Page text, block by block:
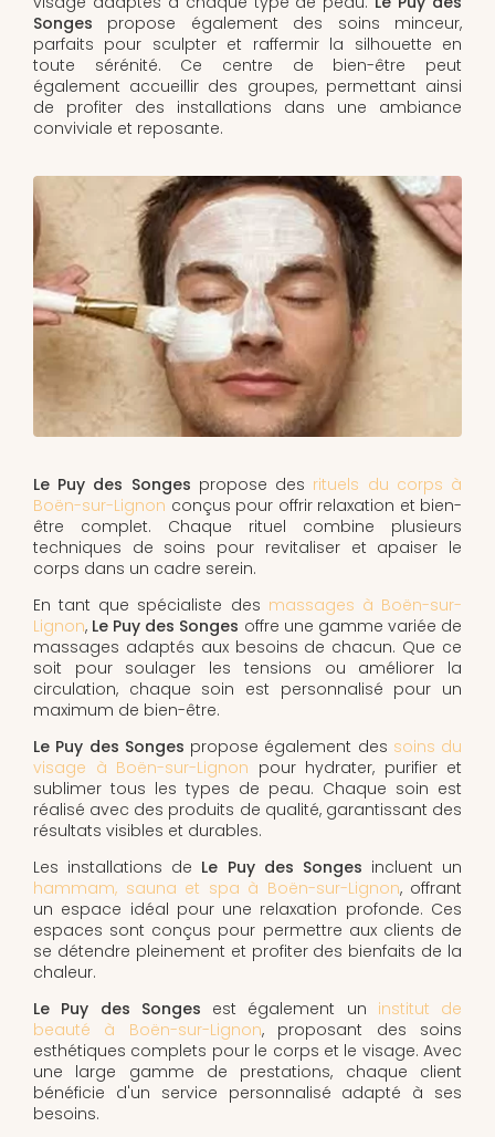
Songes propose également des soins minceur,
parfaits pour sculpter et raffermir la silhouette en
toute sérénité. Ce centre de bien-être peut
également accueillir des groupes, permettant ainsi
de profiter des installations dans une ambiance
conviviale et reposante.
Le Puy des Songes propose des rituels du corps à
Boën-sur-Lignon conçus pour offrir relaxation et bien-
être complet. Chaque rituel combine plusieurs
techniques de soins pour revitaliser et apaiser le
corps dans un cadre serein.
En tant que spécialiste des massages à Boën-sur-
Lignon, Le Puy des Songes offre une gamme variée de
massages adaptés aux besoins de chacun. Que ce
soit pour soulager les tensions ou améliorer la
circulation, chaque soin est personnalisé pour un
maximum de bien-être.
Le Puy des Songes propose également des soins du
visage à Boën-sur-Lignon pour hydrater, purifier et
sublimer tous les types de peau. Chaque soin est
réalisé avec des produits de qualité, garantissant des
résultats visibles et durables.
Les installations de Le Puy des Songes incluent un
hammam, sauna et spa à Boën-sur-Lignon, offrant
un espace idéal pour une relaxation profonde. Ces
espaces sont conçus pour permettre aux clients de
se détendre pleinement et profiter des bienfaits de la
chaleur.
Le Puy des Songes est également un institut de
beauté à Boën-sur-Lignon, proposant des soins
esthétiques complets pour le corps et le visage. Avec
une large gamme de prestations, chaque client
bénéficie d'un service personnalisé adapté à ses
besoins.